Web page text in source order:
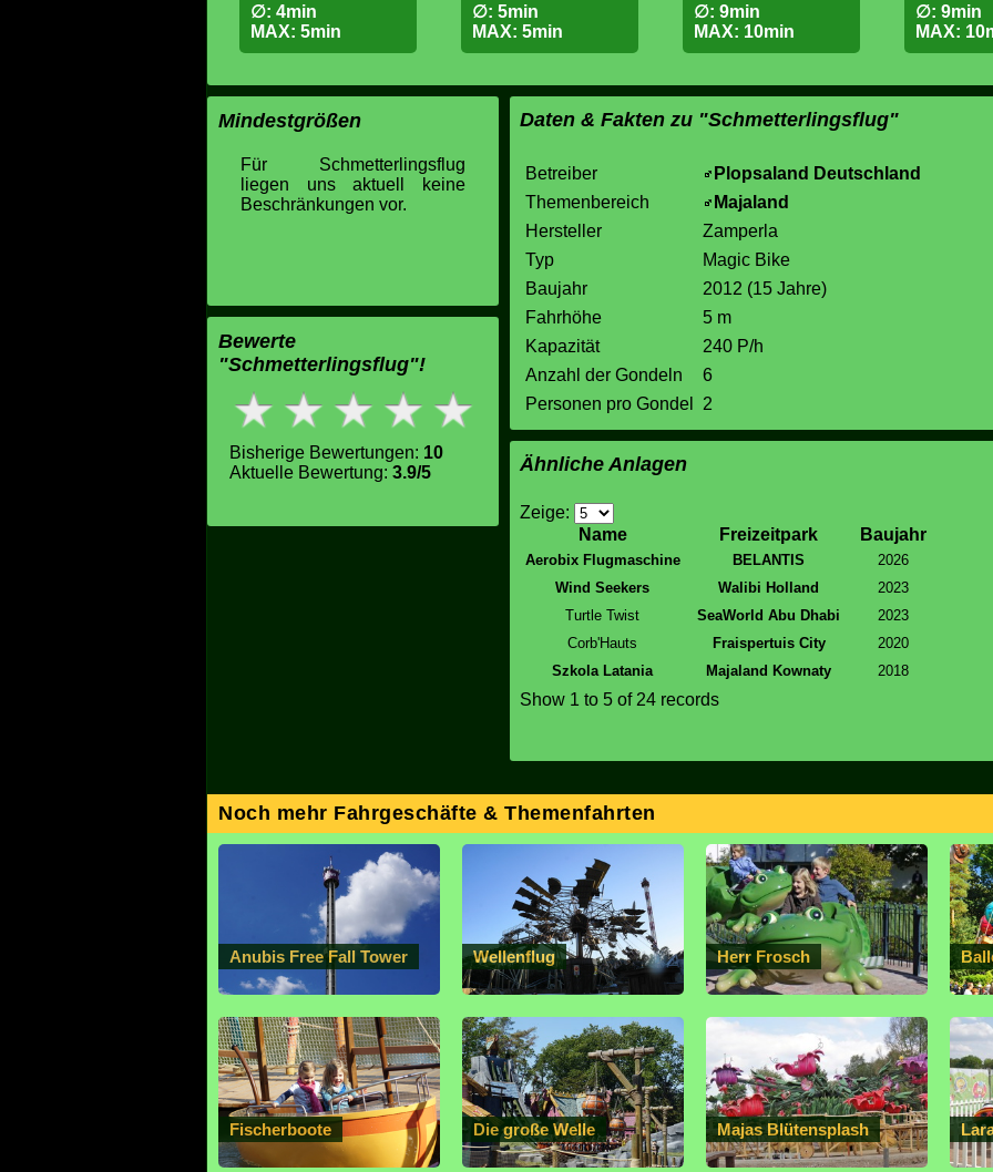
∅: 4min
MAX: 5min
∅: 5min
MAX: 5min
∅: 9min
MAX: 10min
∅: 9min
MAX:
Mindestgrößen
Für Schmetterlingsflug
liegen uns aktuell keine
Beschränkungen vor.
Bewerte
"Schmetterlingsflug"!
Bisherige Bewertungen: 10
Aktuelle Bewertung: 3.9/5
Daten & Fakten zu "Schmetterlingsflug"
Betreiber
Plopsaland Deutschland
Themenbereich
Majaland
Hersteller
Zamperla
Typ
Magic Bike
Baujahr
2012 (15 Jahre)
Fahrhöhe
5 m
Kapazität
240 P/h
Anzahl der Gondeln
6
Personen pro Gondel
2
Ähnliche Anlagen
Zeige:
Name
Freizeitpark Baujahr
Aerobix Flugmaschine BELANTIS
2026
Wind Seekers
Walibi Holland
2023
Turtle Twist
SeaWorld Abu Dhabi
2023
Corb'Hauts
Fraispertuis City
2020
Szkola Latania
Majaland Kownaty 2018
Show 1 to 5of 24 records
Noch mehr Fahrgeschäfte & Themenfahrten
Anubis Free Fall Tower Wellenflug Herr Frosch
Fischerboote Die große Welle Majas Blütensplash